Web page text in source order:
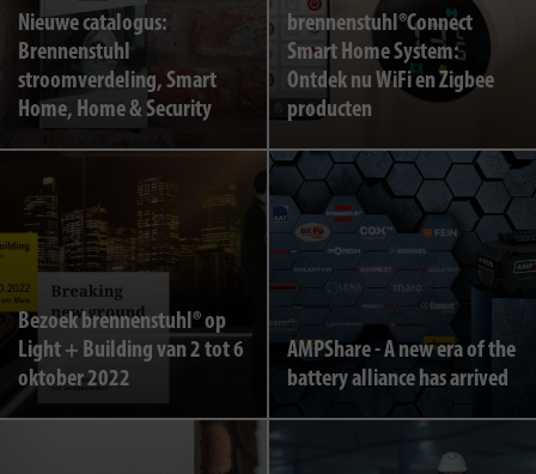
Nieuwe catalogus:
Brennenstuhl
stroomverdeling, Smart
Home, Home & Security
brennenstuhl®Connect
Smart Home System:
Ontdek nu WiFi en Zigbee
producten
Bezoek brennenstuhl® op
Light + Building van 2 tot 6
oktober 2022
AMPShare - A new era of the
battery alliance has arrived